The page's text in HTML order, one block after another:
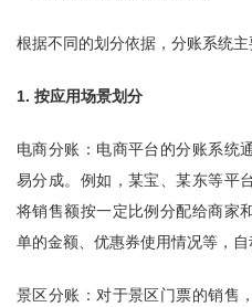
根据不同的划分依据，分账系统主
1. 按应用场景划分
电商分账：电商平台的分账系统
易分成。例如，某宝、某东等平
将销售额按一定比例分配给商家
单的金额、优惠券使用情况等，自
景区分账：对于景区门票的销售